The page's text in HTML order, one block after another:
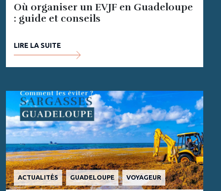
Où organiser un EVJF en Guadeloupe
: guide et conseils
LIRE LA SUITE
ACTUALITÉS GUADELOUPE VOYAGEUR